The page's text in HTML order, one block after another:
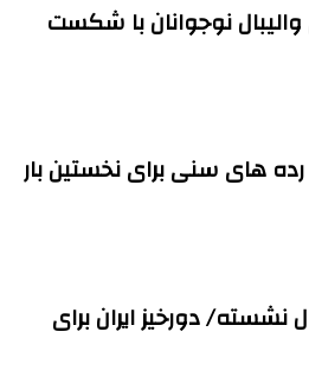
نوجوانان با شکست
های سنی برای نخستین بار
نشسته/ دورخیز ایران برای